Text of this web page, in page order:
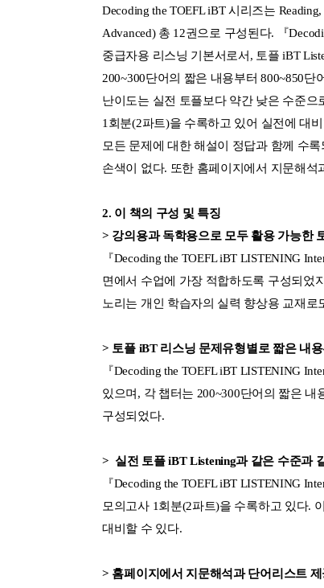
Decoding the TOEFL iBT 시리즈는
Advanced) 총 12권으로 구성된다. 『
중급자용 리스닝 기본서로서, 토플 iBT
200~300단어의 짧은 내용부터 800~850
난이도는 실전 토플보다 약간 낮은 수준
1회분(2파트)을 수록하고 있어 실전에 대
모든 문제에 대한 해설이 정답과 함께 수
손색이 없다. 또한 홈페이지에서 지문해
2. 이 책의 구성 및 특징
> 강의용과 독학용으로 모두 활용 가능한
『Decoding the TOEFL iBT LISTENING
면에서 수업에 가장 적합하도록 구성되었
노리는 개인 학습자의 실력 향상용 교재로
> 토플 iBT 리스닝 문제유형별로 짧은 내
『Decoding the TOEFL iBT LISTENING
있으며, 각 챕터는 200~300단어의 짧은
구성되었다.
> 실전 토플 iBT Listening과 같은 수준과
『Decoding the TOEFL iBT LISTENING
모의고사 1회분(2파트)을 수록하고 있다.
대비할 수 있다.
> 홈페이지에서 지문해석과 단어리스트 제